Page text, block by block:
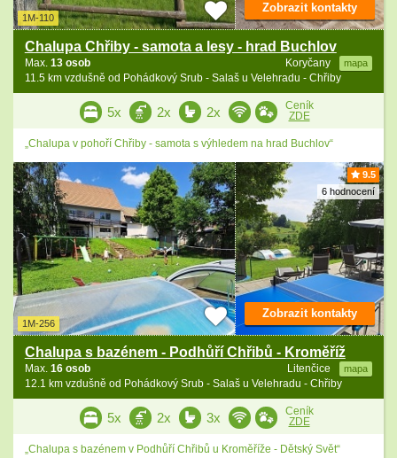
1M-110
Chalupa Chřiby - samota a lesy - hrad Buchlov
Koryčany mapa
Max. 13 osob
11.5 km vzdušně od Pohádkový Srub - Salaš u Velehradu - Chřiby
Zobrazit kontakty
5x 2x 2x
Ceník
ZDE
„Chalupa v pohoří Chřiby - samota s výhledem na hrad Buchlov“
9.5
6 hodnocení
1M-256
Chalupa s bazénem - Podhůří Chřibů - Kroměříž
Litenčice mapa
Max. 16 osob
12.1 km vzdušně od Pohádkový Srub - Salaš u Velehradu - Chřiby
Zobrazit kontakty
5x 2x 3x
Ceník
ZDE
„Chalupa s bazénem v Podhůří Chřibů u Kroměříže - Dětský Svět“